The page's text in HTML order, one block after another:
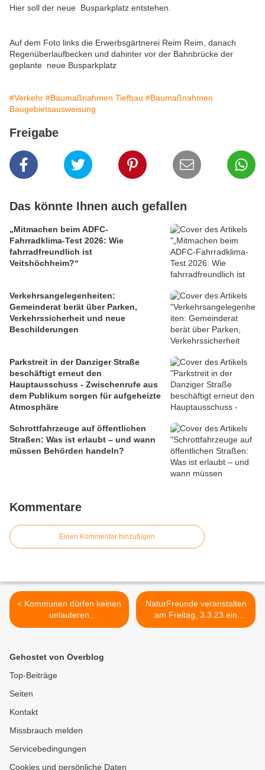
Hier soll der neue Busparkplatz entstehen.
Auf dem Foto links die Erwerbsgärtnerei Reim Reim, danach
Regenüberlaufbecken und dahinter vor der Bahnbrücke der
geplante neue Busparkplatz
#Verkehr #Baumaßnahmen Tiefbau #Baumaßnahmen
Baugebietsausweisung
Freigabe
Das könnte Ihnen auch gefallen
„Mitmachen beim ADFC-
Fahrradklima-Test 2026: Wie
fahrradfreundlich ist
Veitshöchheim?“
Verkehrsangelegenheiten:
Gemeinderat berät über Parken,
Verkehrssicherheit und neue
Beschilderungen
Parkstreit in der Danziger Straße
beschäftigt erneut den
Hauptausschuss - Zwischenrufe aus
dem Publikum sorgen für aufgeheizte
Atmosphäre
Schrottfahrzeuge auf öffentlichen
Straßen: Was ist erlaubt – und wann
müssen Behörden handeln?
Kommentare
Einen Kommentar hinzufügen
< Kommunen dürfen keinen
unlauteren
Wettbewerbsvorteil
Veitshöchheim greift neues
Umsatzsteuerrecht nicht
erst 2025, sondern schon
NaturFreunde veranstalten
am Freitag, 3.3.23 ein
Wirtshaussingen >
Gehostet von Overblog
Top-Beiträge
Seiten
Kontakt
Missbrauch melden
Servicebedingungen
Cookies und persönliche Daten